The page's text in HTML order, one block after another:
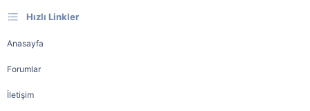
Hızlı Linkler
Anasayfa
Forumlar
İletişim